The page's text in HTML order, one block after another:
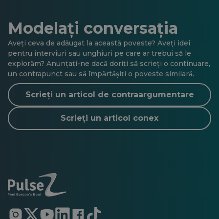
Modelați conversația
Aveți ceva de adăugat la această poveste? Aveți idei
pentru interviuri sau unghiuri pe care ar trebui să le
explorăm? Anunțați-ne dacă doriți să scrieți o continuare,
un contrapunct sau să împărtășiți o poveste similară.
Scrieți un articol de contraargumentare
Scrieți un articol conex
Se
Se
Se
Se
Se
Se